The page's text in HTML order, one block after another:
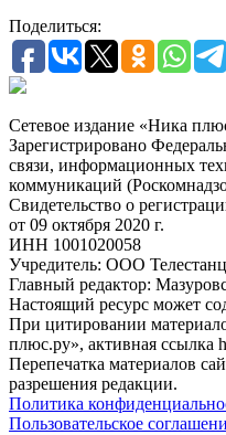
Поделиться:
Сетевое издание «Ника
Зарегистрировано
связи, информационных
коммуникаций
Свидетельство о
от 09 октября 2020 г.
ИНН 1001020058
Учредитель: ООО
Главный редактор:
Настоящий ресурс может
При цитировании
плюс.ру», активная ссылка
Перепечатка материалов
разрешения редакции.
Политика
Пользовательское